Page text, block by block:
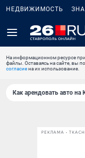
НЕДВИЖИМОСТЬ
На информационном ресурсе
файлы. Оставаясь на сайте, вы
согласиена их использование.
Как арендовать авто
РЕКЛАМА •